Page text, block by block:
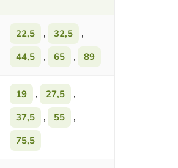
22,5 , 32,5
,
44,5
, 65 , 89
19 , 27,5
,
37,5
, 55
,
75,5